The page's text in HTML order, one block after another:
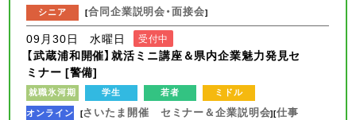
シニア [合同企業説明会・面接会]
09月30日 水曜日 受付中
【武蔵浦和開催】就活ミニ講座＆県内企業魅力発見セ
ミナー [警備]
就職氷河期 学生 若者
ミドル
オンライン [さいたま開催 セミナー＆企業説明会][仕事